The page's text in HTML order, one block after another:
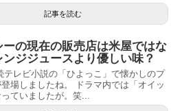
記事を読む
ーの現在の販売店は米屋ではな
ンジジュースより優しい味？
テレビ小説の「ひよっこ」で懐かしのプ
場しましたね。 ドラマ内では「オイッ
ていましたが。笑...